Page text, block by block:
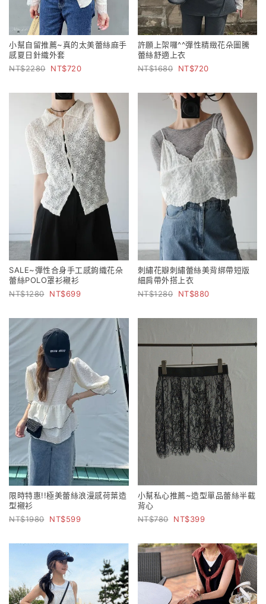
小幫自留推薦~真的太美蕾絲麻手
感夏日針織外套
2280
720
許願上架囉^^彈性精緻花朵圖騰
蕾絲舒適上衣
1680
720
SALE~彈性合身手工感鉤織花朵
蕾絲POLO罩衫襯衫
1280
699
刺繡花瓣刺繡蕾絲美背綁帶短版
細肩帶外搭上衣
1280
880
限時特惠!!極美蕾絲浪漫感荷葉造
型襯衫
1980
599
小幫私心推薦~造型單品蕾絲半截
背心
780
399